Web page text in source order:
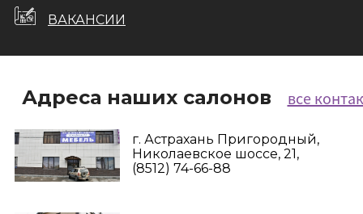
ВАКАНСИИ
Адреса наших салонов все
г. Астрахань Пригородный,
Николаевское шоссе, 21,
(8512) 74-66-88